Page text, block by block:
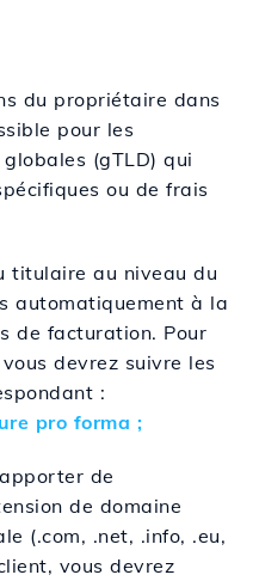
du propriétaire dans
pour les
(gTLD) qui
ou de frais
titulaire au niveau du
automatiquement à la
de facturation. Pour
devrez suivre les
:
pro forma ;
de
de domaine
(.com, .net, .info, .eu,
vous devrez